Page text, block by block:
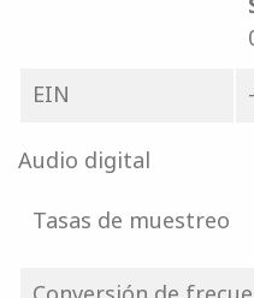
EIN
Audio digital
Tasas de muestreo